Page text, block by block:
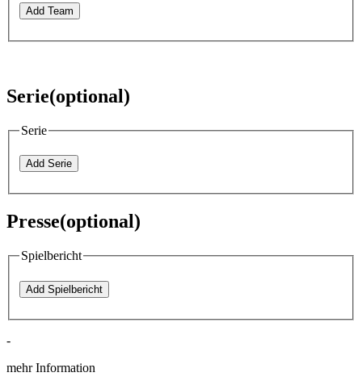
Serie(optional)
Serie
Presse(optional)
Spielbericht
-
mehr Information